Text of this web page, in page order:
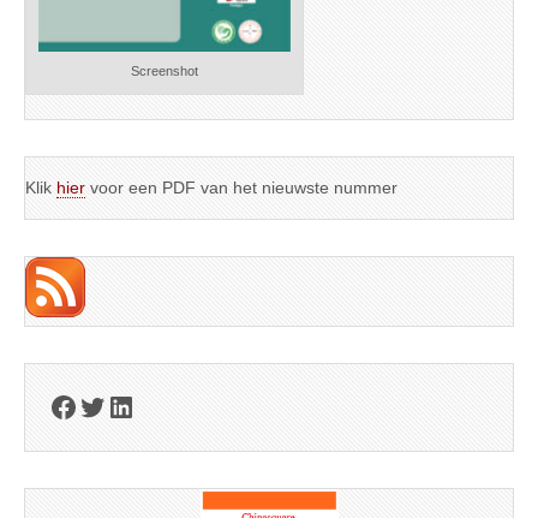
Screenshot
Klik hier voor een PDF van het nieuwste nummer
Facebook
Twitter
LinkedIn